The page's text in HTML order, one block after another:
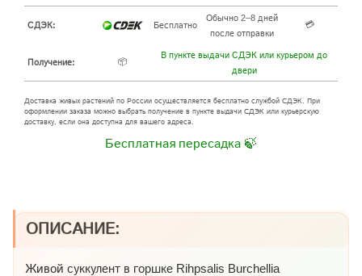
СДЭК: Бесплатно
Обычно 2–8 дней
после отправки
💳
Получение: 📦
В пункте выдачи СДЭК или курьером до
двери
Доставка живых растений по России осуществляется бесплатно службой СДЭК. При
оформлении заказа можно выбрать получение в пункте выдачи СДЭК или курьерскую
доставку, если она доступна для вашего адреса.
Бесплатная пересадка 🍃
ОПИСАНИЕ:
Живой суккулент в горшке Rihpsalis Burchellia